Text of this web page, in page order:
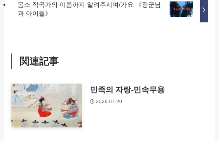
몸소 작곡가의 이름까지 알려주시며/가요 《장군님
과 아이들》
関連記事
민족의 자랑-민속무용​
2026-07-20